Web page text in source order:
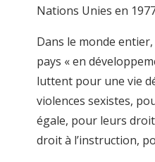
Nations Unies en
Dans le monde
pays « en
luttent pour une vie
violences sexistes,
égale, pour leurs
droit à l’instruction,